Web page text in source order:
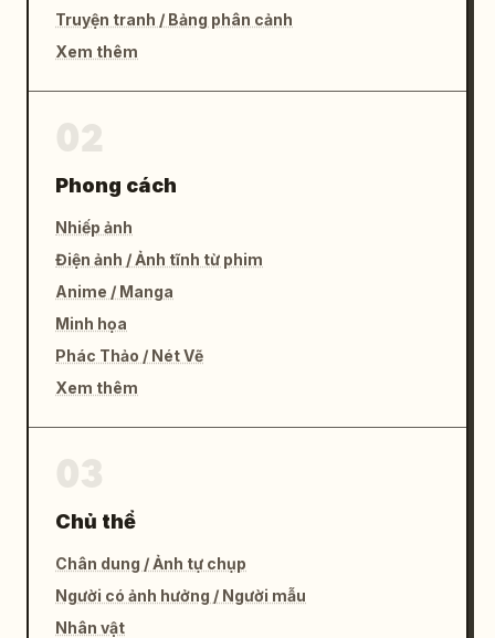
Truyện tranh / Bảng phân cảnh
Xem thêm
Phong cách
Nhiếp ảnh
Điện ảnh / Ảnh tĩnh từ phim
Anime / Manga
Minh họa
Phác Thảo / Nét Vẽ
Xem thêm
Chủ thể
Chân dung / Ảnh tự chụp
Người có ảnh hưởng / Người mẫu
Nhân vật